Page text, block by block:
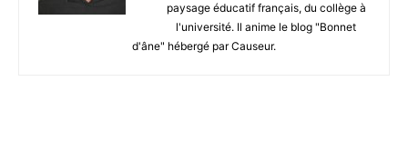
paysage éducatif français, du collège à
l'université. Il anime le blog "Bonnet
d'âne" hébergé par Causeur.